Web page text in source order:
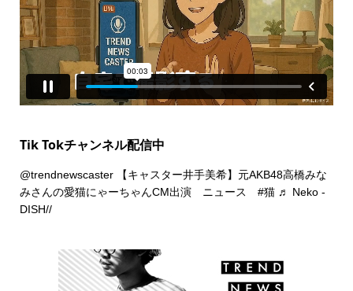
Tik Tokチャンネル配信中
@trendnewscaster【キャスター井手美希】元AKB48高橋みな
みさんの愛猫にゃーちゃんCM出演 ニュース #猫 ♬ Neko -
DISH//